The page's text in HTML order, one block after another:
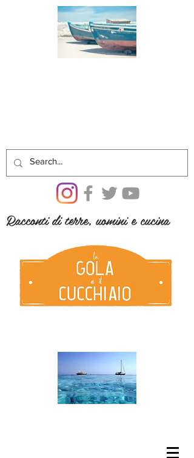
Racconti di terre, uomini e cucina